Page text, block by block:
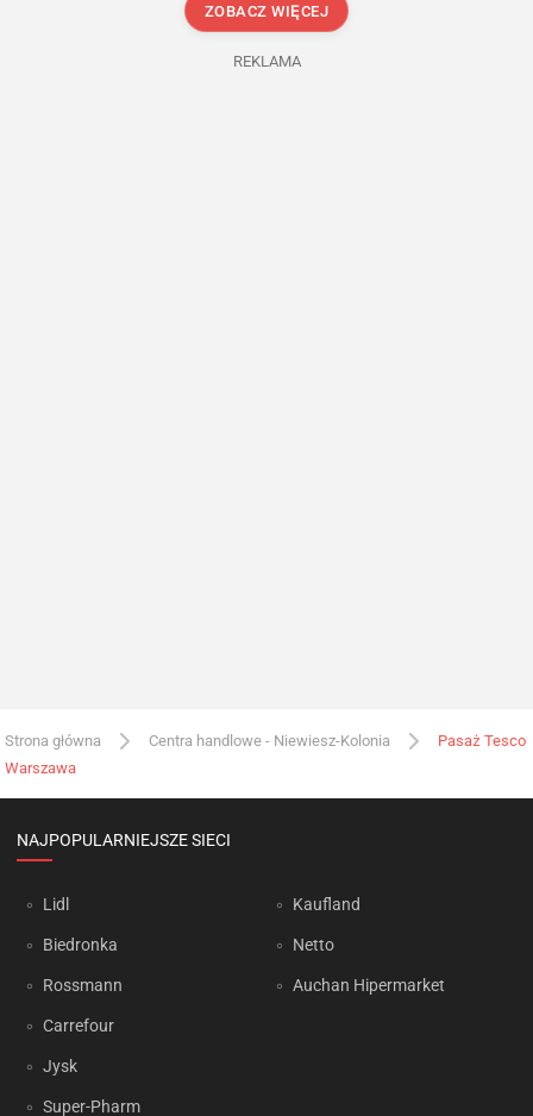
ZOBACZ WIĘCEJ
REKLAMA
Strona główna Centra handlowe - Niewiesz-Kolonia
Pasaż Tesco
Warszawa
NAJPOPULARNIEJSZE SIECI
Lidl
Biedronka
Rossmann
Carrefour
Jysk
Super-Pharm
Kaufland
Netto
Auchan Hipermarket